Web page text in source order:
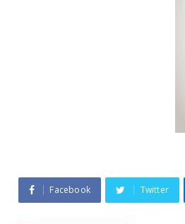
Facebook Twitter